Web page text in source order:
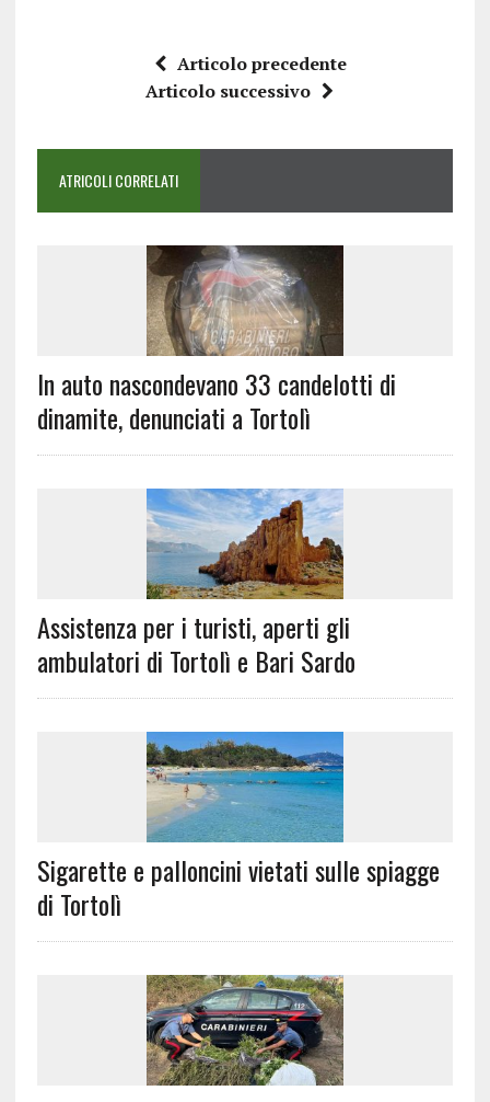
Articolo precedente
Articolo successivo
ATRICOLI CORRELATI
In auto nascondevano 33 candelotti di
dinamite, denunciati a Tortolì
Assistenza per i turisti, aperti gli
ambulatori di Tortolì e Bari Sardo
Sigarette e palloncini vietati sulle spiagge
di Tortolì